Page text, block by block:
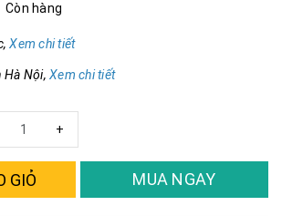
Còn hàng
Xem chi tiết
Hà Nội, Xem chi tiết
+
GIỎ MUA NGAY